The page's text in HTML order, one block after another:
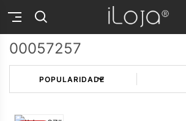
00057257